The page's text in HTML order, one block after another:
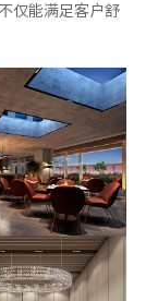
仅能满足客户舒